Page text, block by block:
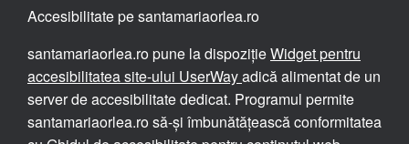
Accesibilitate pe santamariaorlea.ro
santamariaorlea.ro pune la dispozițieWidget pentru
accesibilitatea site-ului UserWayadică alimentat de un
server de accesibilitate dedicat. Programul permite
santamariaorlea.ro să-și îmbunătățească conformitatea